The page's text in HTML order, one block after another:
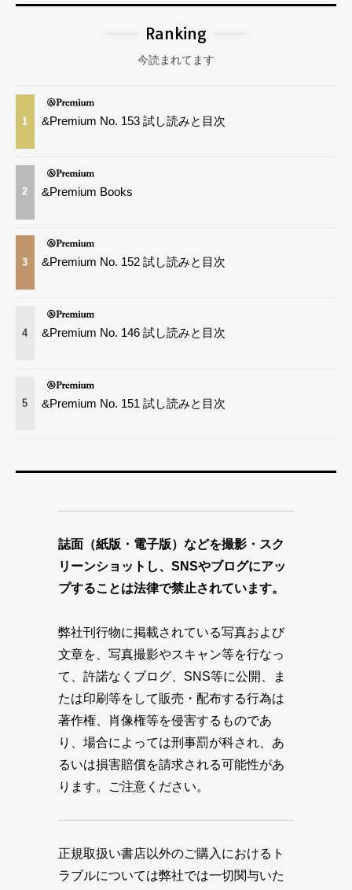
Ranking
今読まれてます
1 &Premium No. 153 試し読みと目次
2 &Premium Books
3 &Premium No. 152 試し読みと目次
4 &Premium No. 146 試し読みと目次
5 &Premium No. 151 試し読みと目次
誌面（紙版・電子版）などを撮影・スク
リーンショットし、SNSやブログにアッ
プすることは法律で禁止されています。
弊社刊行物に掲載されている写真および
文章を、写真撮影やスキャン等を行なっ
て、許諾なくブログ、SNS等に公開、ま
たは印刷等をして販売・配布する行為は
著作権、肖像権等を侵害するものであ
り、場合によっては刑事罰が科され、あ
るいは損害賠償を請求される可能性があ
ります。ご注意ください。
正規取扱い書店以外のご購入におけるト
ラブルについては弊社では一切関与いた